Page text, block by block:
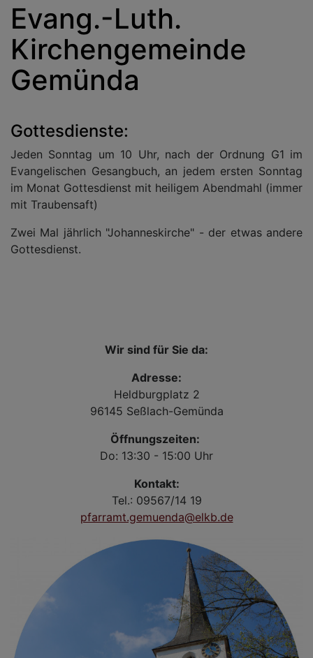
Evang.-Luth.
Kirchengemeinde
Gemünda
Gottesdienste:
Jeden Sonntag um 10 Uhr, nach der Ordnung G1 im
Evangelischen Gesangbuch, an jedem ersten Sonntag
im Monat Gottesdienst mit heiligem Abendmahl (immer
mit Traubensaft)
Zwei Mal jährlich "Johanneskirche" - der etwas andere
Gottesdienst.
Wir sind für Sie da:
Adresse:
Heldburgplatz 2
96145 Seßlach-Gemünda
Öffnungszeiten:
Do: 13:30 - 15:00 Uhr
Kontakt:
Tel.: 09567/14 19
pfarramt.gemuenda@elkb.de